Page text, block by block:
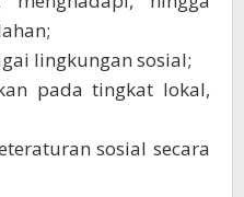
lingkungan sosial;
pada tingkat lokal,
sosial secara